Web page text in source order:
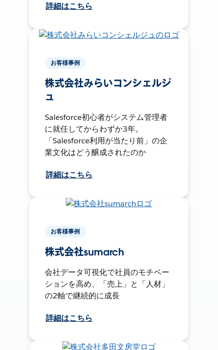
詳細はこちら
お客様事例
株式会社みらいコンシェルジ
ュ
Salesforce初心者がシステム管理者
に就任してからわずか3年。
「Salesforce利用が当たり前」の企
業文化はどう醸成されたのか
詳細はこちら
お客様事例
株式会社sumarch
会社データ可視化で社員のモチベー
ションを高め、「売上」と「人材」
の2軸で継続的に成長
詳細はこちら